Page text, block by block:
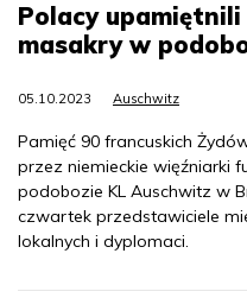
Polacy
masakry w
05.10.2023 Auschwitz
Pamięć 90 francuskich
przez niemieckie więźniarki
podobozie KL Auschwitz w
czwartek przedstawiciele
lokalnych i dyplomaci.